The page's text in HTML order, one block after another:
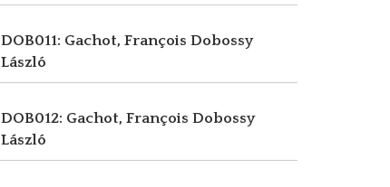
DOB011: Gachot, François Dobossy
László
DOB012: Gachot, François Dobossy
László